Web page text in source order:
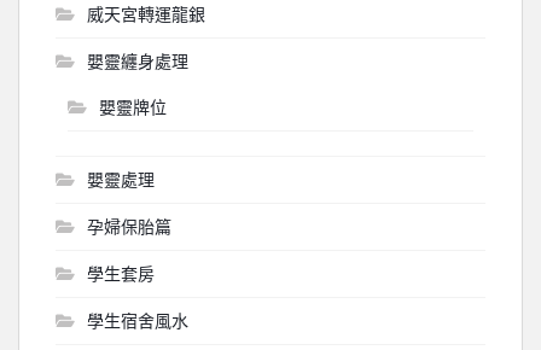
威天宮轉運龍銀
嬰靈纏身處理
嬰靈牌位
嬰靈處理
孕婦保胎篇
學生套房
學生宿舍風水